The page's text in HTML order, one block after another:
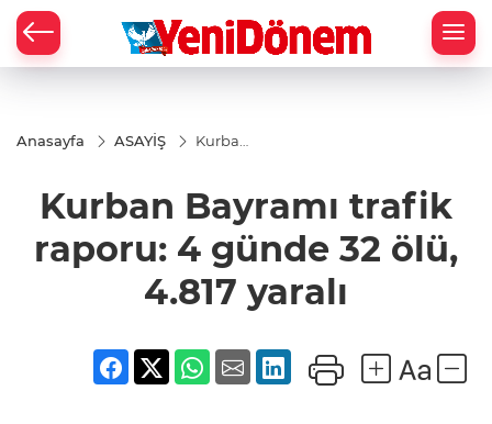
Anasayfa ASAYİŞ
Kurban
raporu:
4 günde
32 ölü,
4.817
yaralı
Kurban Bayramı trafik
raporu: 4 günde 32 ölü,
4.817 yaralı